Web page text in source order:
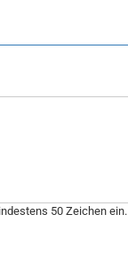
50 Zeichen ein.